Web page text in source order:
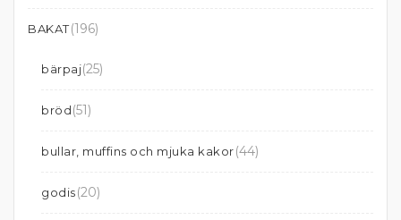
BAKAT(196)
bärpaj(25)
bröd(51)
bullar, muffins och mjuka kakor(44)
godis(20)